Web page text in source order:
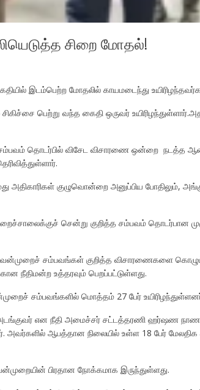
சிறை மோதல்!
இடம்பெற்ற மோதலில் காயமடைந்து
பெற்று வந்த கைதி ஒருவர்
சம்பவம் தொடர்பில் விசேட விசாரணை ஒன்றை நடத்த
அதிகாரிகள் குழுவொன்றை அனுப்பிய போதிலும்,
சிறைச்சாலைக்குச் சென்று குறித்த சம்பவம்
சம்பவங்கள் குறித்த விசாரணைகளை கொழும்பு
நீதிமன்ற உத்தரவும் பெறப்பட்டுள்ளது.
சம்பவங்களில் மொத்தம் 27 பேர்
என நீதி அமைச்சர் சட்டத்தரணி ஹர்ஷண
அவர்களில் ஆபத்தான நிலையில் உள்ள 18 பேர்
பிரதான நோக்கமாக இருந்துள்ளது.